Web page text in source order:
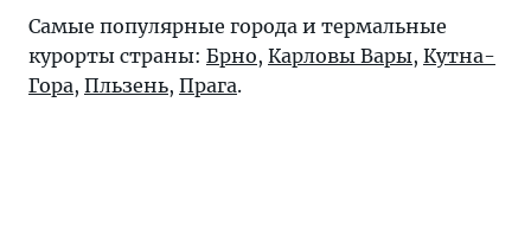
Самые популярные города и термальные
курорты страны: Брно, Карловы Вары, Кутна-
Гора, Пльзень, Прага.